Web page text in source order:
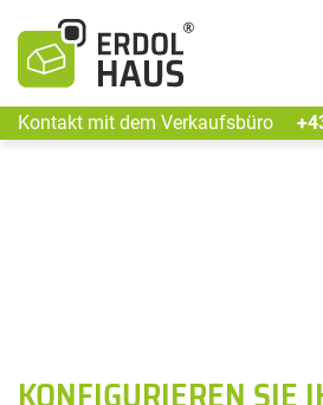
Kontakt mit dem Verkaufsbüro